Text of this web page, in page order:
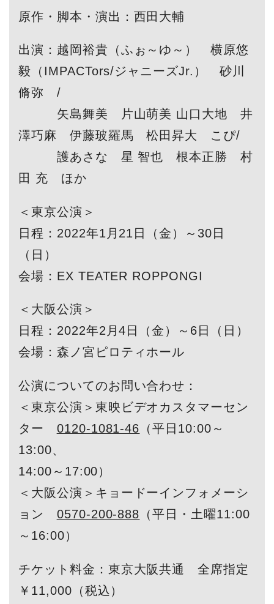
原作・脚本・演出：西田大輔
出演：越岡裕貴（ふぉ～ゆ～） 横原悠
毅（IMPACTors/ジャニーズJr.） 砂川
脩弥 /
矢島舞美 片山萌美 山口大地 井
澤巧麻 伊藤玻羅馬 松田昇大 こぴ/
護あさな 星 智也 根本正勝 村
田 充 ほか
＜東京公演＞
日程：2022年1月21日（金）～30日
（日）
会場：EX TEATER ROPPONGI
＜大阪公演＞
日程：2022年2月4日（金）～6日（日）
会場：森ノ宮ピロティホール
公演についてのお問い合わせ：
＜東京公演＞東映ビデオカスタマーセン
ター 0120-1081-46 （平日10:00～
13:00、
14:00～17:00）
＜大阪公演＞キョードーインフォメーシ
ョン 0570-200-888 （平日・土曜11:00
～16:00）
チケット料金：東京大阪共通 全席指定
￥11,000（税込）